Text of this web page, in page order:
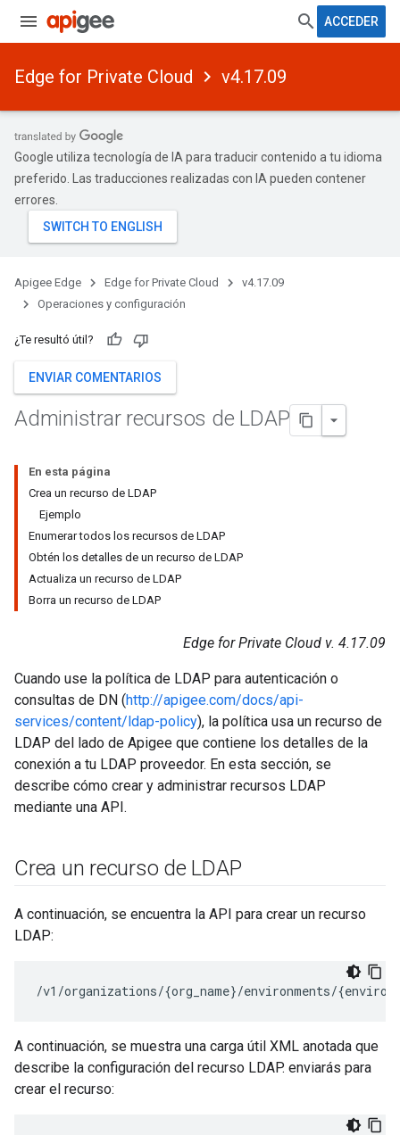
ACCEDER
Edge for Private Cloud v4.17.09
Google utiliza tecnología de IA para traducir contenido a tu idioma
preferido. Las traducciones realizadas con IA pueden contener
errores.
Apigee Edge Edge for Private Cloud
v4.17.09
Operaciones y configuración
¿Te resultó útil?
ENVIAR COMENTARIOS
Administrar recursos de LDAP
En esta página
Crea un recurso de LDAP
Ejemplo
Enumerar todos los recursos de LDAP
Obtén los detalles de un recurso de LDAP
Actualiza un recurso de LDAP
Borra un recurso de LDAP
Edge for Private Cloud v. 4.17.09
Cuando use la política de LDAP para autenticación o
consultas de DN (http://apigee.com/docs/api-
services/content/ldap-policy), la política usa un recurso de
LDAP del lado de Apigee que contiene los detalles de la
conexión a tu LDAP proveedor. En esta sección, se
describe cómo crear y administrar recursos LDAP
mediante una API.
Crea un recurso de LDAP
A continuación, se encuentra la API para crear un recurso
LDAP:
/v1/organizations/{org_name}/environments/
A continuación, se muestra una carga útil XML anotada que
describe la configuración del recurso LDAP. enviarás para
crear el recurso: